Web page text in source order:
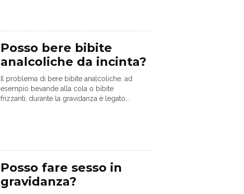
Posso bere bibite
analcoliche da incinta?
Il problema di bere bibite analcoliche, ad
esempio bevande alla cola o bibite
frizzanti, durante la gravidanza è legato...
Posso fare sesso in
gravidanza?